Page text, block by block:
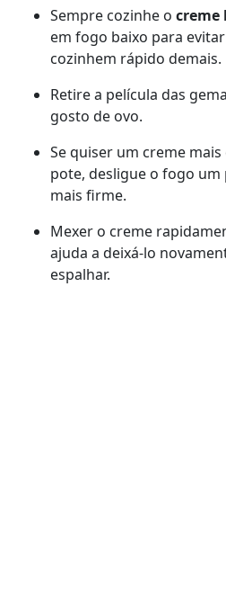
Sempre cozinhe o creme
em fogo baixo para
cozinhem rápido demais.
Retire a película das
gosto de ovo.
Se quiser um creme
pote, desligue o fogo
mais firme.
Mexer o creme
ajuda a deixá-lo
espalhar.